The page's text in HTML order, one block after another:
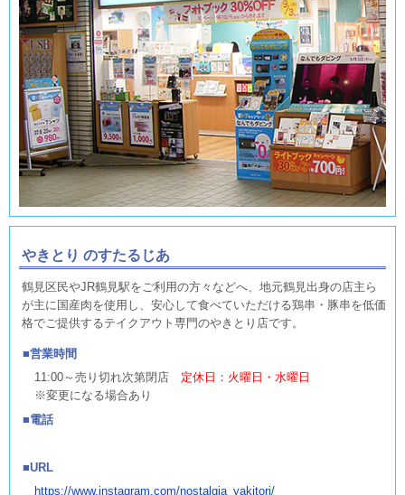
やきとり のすたるじあ
鶴見区民やJR鶴見駅をご利用の方々などへ、地元鶴見出身の店主ら
が主に国産肉を使用し、安心して食べていただける鶏串・豚串を低価
格でご提供するテイクアウト専門のやきとり店です。
営業時間
11:00～売り切れ次第閉店 定休日：火曜日・水曜日
※変更になる場合あり
電話
URL
https://www.instagram.com/nostalgia_yakitori/